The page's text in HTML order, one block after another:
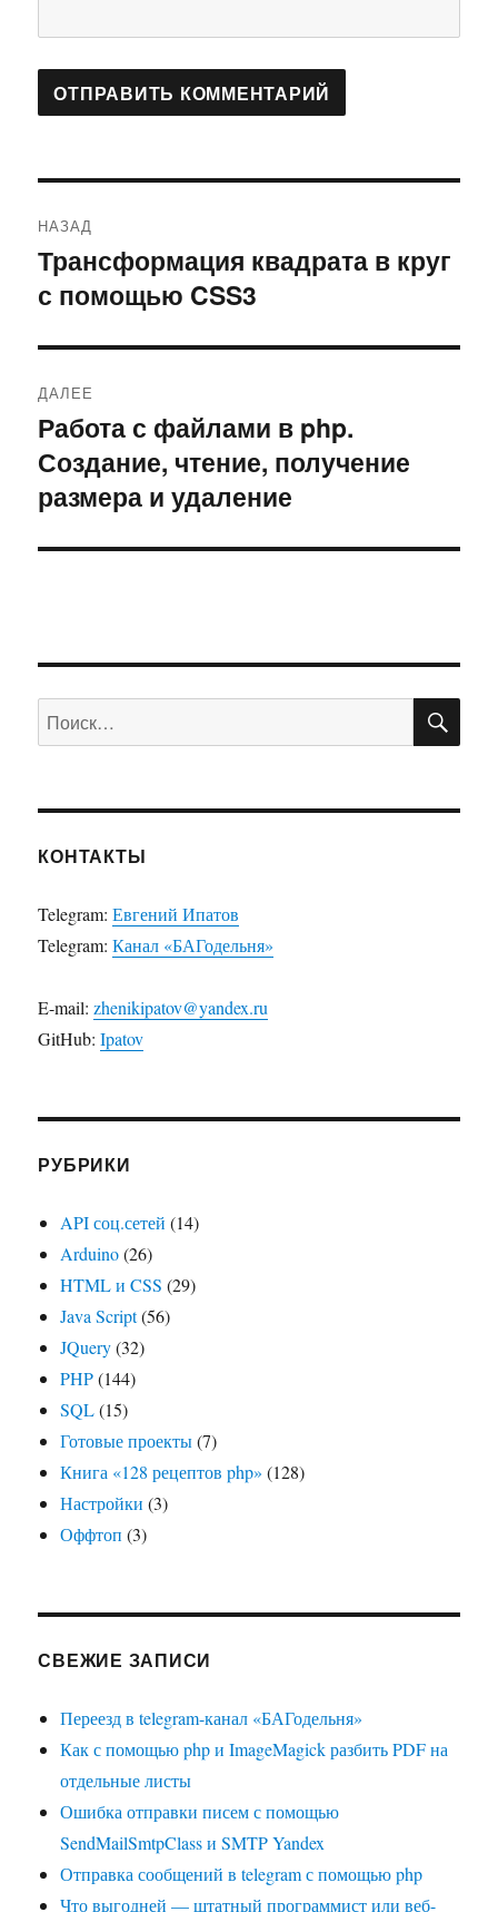
по
записям
НАЗАД
Предыдущая
запись:
Трансформация квадрата в круг
с помощью CSS3
ДАЛЕЕ
Следующая
запись:
Работа с файлами в php.
Создание, чтение, получение
размера и удаление
Искать:
КОНТАКТЫ
Telegram:Евгений Ипатов
Telegram:Канал «БАГодельня»
E-mail:zhenikipatov@yandex.ru
GitHub:Ipatov
РУБРИКИ
API соц.сетей (14)
Arduino(26)
HTML и CSS (29)
Java Script(56)
JQuery(32)
PHP(144)
SQL(15)
Готовые проекты(7)
Книга «128 рецептов php» (128)
Настройки (3)
Оффтоп (3)
СВЕЖИЕ ЗАПИСИ
Переезд в telegram-канал «БАГодельня»
Как с помощью php и ImageMagick разбить PDF на
отдельные листы
Ошибка отправки писем с помощью
SendMailSmtpClass и SMTP Yandex
Отправка сообщений в telegram с помощью php
Что выгодней — штатный программист или веб-